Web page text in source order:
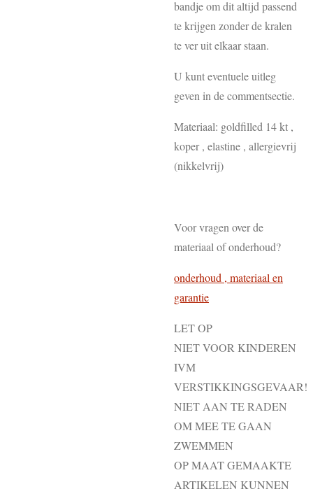
bandje om dit altijd passend
te krijgen zonder de kralen
te ver uit elkaar staan.
U kunt eventuele uitleg
geven in de commentsectie.
Materiaal: goldfilled 14 kt ,
koper , elastine , allergievrij
(nikkelvrij)
Voor vragen over de
materiaal of onderhoud?
onderhoud , materiaal en
garantie
LET OP
NIET VOOR KINDEREN
IVM
VERSTIKKINGSGEVAAR!
NIET AAN TE RADEN
OM MEE TE GAAN
ZWEMMEN
OP MAAT GEMAAKTE
ARTIKELEN KUNNEN